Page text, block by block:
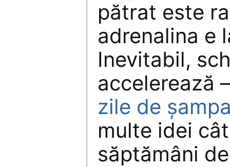
pătrat este
adrenalina e
Inevitabil,
accelerează
zile de
multe idei
săptămâni